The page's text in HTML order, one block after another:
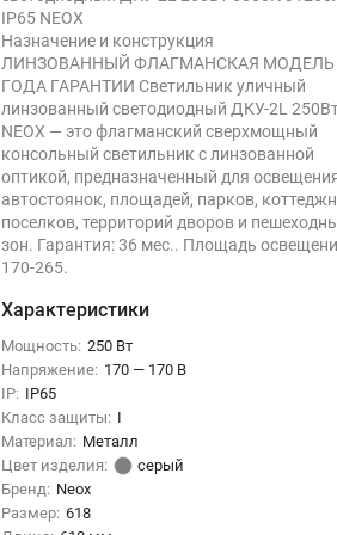
IP65 NEOX
Назначение и конструкция
ЛИНЗОВАННЫЙ ФЛАГМАНСКАЯ МОДЕЛЬ
ГОДА ГАРАНТИИ Светильник уличный
линзованный светодиодный ДКУ-2L
NEOX — это флагманский сверхмощный
консольный светильник с линзованной
оптикой, предназначенный для
автостоянок, площадей, парков,
поселков, территорий дворов и
зон. Гарантия: 36 мес.. Площадь
170-265.
Характеристики
Мощность: 250 Вт
Напряжение: 170 — 170 В
IP: IP65
Класс защиты: I
Материал: Металл
Цвет изделия:
серый
Бренд: Neox
Размер: 618